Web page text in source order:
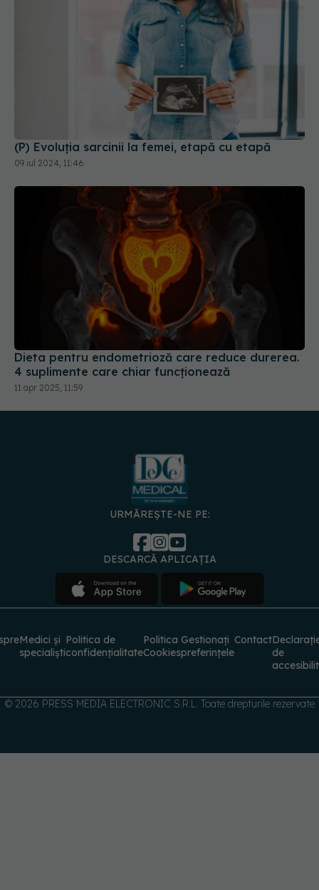
(P) Evoluția sarcinii la femei, etapă cu etapă
Dieta pentru endometrioză care reduce durerea.
4 suplimente care chiar funcționează
URMĂREȘTE-NE PE:
DESCARCĂ APLICAȚIA
specialiști
Politica de
confidențialitateCookies
Gestionați
preferințele
Contact
de
© 2026 PRESS MEDIA ELECTRONIC S.R.L. Toate drepturile rezervate